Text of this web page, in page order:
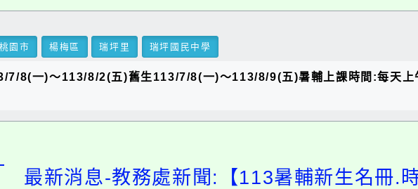
桃園市 楊梅區 瑞坪里 瑞坪國民中學
7/8(一)〜113/8/2(五)舊生113/7/8(一)〜113/8/9(五)暑輔上課時間:每天
最新消息-教務處新聞:【113暑輔新生名冊.